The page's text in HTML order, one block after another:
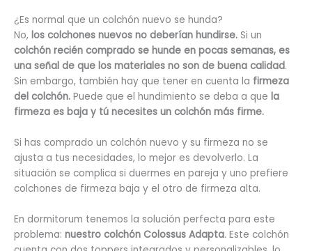
¿Es normal que un colchón nuevo se hunda?
No, los colchones nuevos no deberían hundirse. Si un
colchón recién comprado se hunde en pocas semanas, es
una señal de que los materiales no son de buena calidad.
Sin embargo, también hay que tener en cuenta la firmeza
del colchón. Puede que el hundimiento se deba a que la
firmeza es baja y tú necesites un colchón más firme.
Si has comprado un colchón nuevo y su firmeza no se
ajusta a tus necesidades, lo mejor es devolverlo. La
situación se complica si duermes en pareja y uno prefiere
colchones de firmeza baja y el otro de firmeza alta.
En dormitorum tenemos la solución perfecta para este
problema: nuestro colchón Colossus Adapta. Este colchón